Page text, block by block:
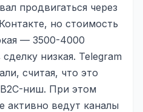
продвигаться через
но стоимость
— 3500-4000
низкая. Telegram
считая, что это
ниш. При этом
активно ведут каналы